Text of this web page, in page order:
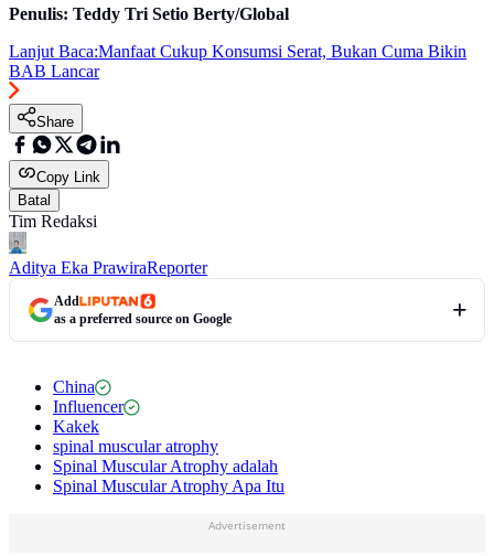
Penulis: Teddy Tri Setio Berty/Global
Lanjut Baca:Manfaat Cukup Konsumsi Serat, Bukan Cuma Bikin
BAB Lancar
Share
Copy Link
Batal
Tim Redaksi
Aditya Eka PrawiraReporter
Add
as a preferred source on Google
China
Influencer
Kakek
spinal muscular atrophy
Spinal Muscular Atrophy adalah
Spinal Muscular Atrophy Apa Itu
Advertisement